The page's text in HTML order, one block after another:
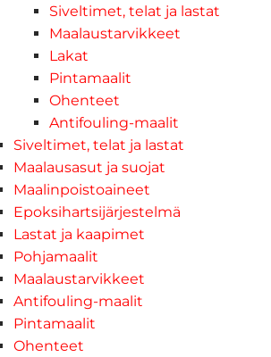
Siveltimet, telat ja lastat
Maalaustarvikkeet
Lakat
Pintamaalit
Ohenteet
Antifouling-maalit
Siveltimet, telat ja lastat
Maalausasut ja suojat
Maalinpoistoaineet
Epoksihartsijärjestelmä
Lastat ja kaapimet
Pohjamaalit
Maalaustarvikkeet
Antifouling-maalit
Pintamaalit
Ohenteet